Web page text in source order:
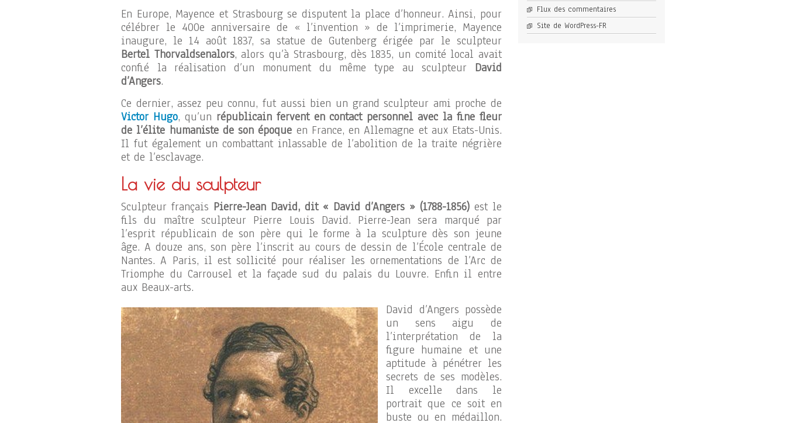
En Europe, Mayence et Strasbourg se disputent la place d’honneur. Ainsi, pour
célébrer le 400e anniversaire de « l’invention » de l’imprimerie, Mayence
inaugure, le 14 août 1837, sa statue de Gutenberg érigée par le sculpteur
Bertel Thorvaldsenalors, alors qu’à Strasbourg, dès 1835, un comité local avait
confié la réalisation d’un monument du même type au sculpteur David
d’Angers.
Ce dernier, assez peu connu, fut aussi bien un grand sculpteur ami proche de
Victor Hugo, qu’un républicain fervent en contact personnel avec la fine fleur
de l’élite humaniste de son époque en France, en Allemagne et aux Etats-Unis.
Il fut également un combattant inlassable de l’abolition de la traite négrière
et de l’esclavage.
La vie du sculpteur
Sculpteur français Pierre-Jean David, dit « David d’Angers » (1788-1856)est le
fils du maître sculpteur Pierre Louis David. Pierre-Jean sera marqué par
l’esprit républicain de son père qui le forme à la sculpture dès son jeune
âge. A douze ans, son père l’inscrit au cours de dessin de l’École centrale de
Nantes. A Paris, il est sollicité pour réaliser les ornementations de l’Arc de
Triomphe du Carrousel et la façade sud du palais du Louvre. Enfin il entre
aux Beaux-arts.
David d’Angers possède
un sens aigu de
l’interprétation de la
figure humaine et une
aptitude à pénétrer les
secrets de ses modèles.
Il excelle dans le
portrait que ce soit en
buste ou en médaillon.
Flux des commentaires
Site de WordPress-FR